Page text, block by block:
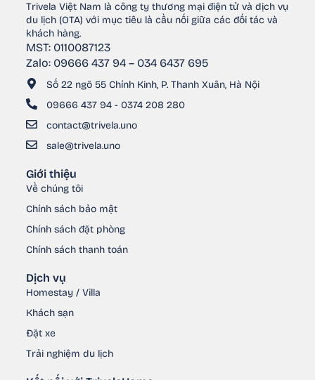
Trivela Việt Nam là công ty thương mại điện tử và dịch vụ
du lịch (OTA) với mục tiêu là cầu nối giữa các đối tác và
khách hàng.
MST: 0110087123
Zalo: 09666 437 94 – 034 6437 695
Số 22 ngõ 55 Chính Kinh, P. Thanh Xuân, Hà Nội
09666 437 94 - 0374 208 280
contact@trivela.uno
sale@trivela.uno
Giới thiệu
Về chúng tôi
Chính sách bảo mật
Chính sách đặt phòng
Chính sách thanh toán
Dịch vụ
Homestay / Villa
Khách sạn
Đặt xe
Trải nghiệm du lịch